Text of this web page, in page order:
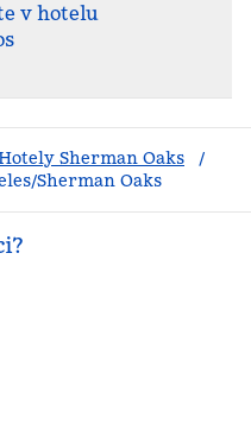
v hotelu
Sherman Oaks
/
Sherman Oaks